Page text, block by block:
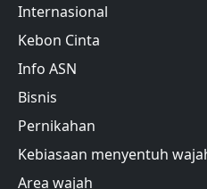
Internasional
Kebon Cinta
Info ASN
Bisnis
Pernikahan
Kebiasaan menyentuh
Area wajah